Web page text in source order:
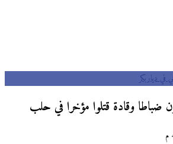
دياربكر
ضباطا وقادة قتلوا مؤخرا في حلب